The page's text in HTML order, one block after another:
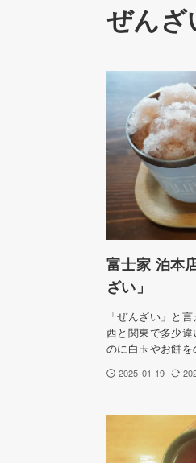
ぜんざ
富士家 泊本
ざい」
「ぜんざい」と
西と関東で多少
のに白玉やお餅
2025-01-19